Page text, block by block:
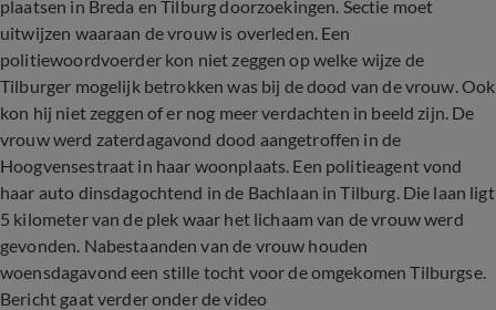
plaatsen in Breda en Tilburg doorzoekingen. Sectie moet
uitwijzen waaraan de vrouw is overleden. Een
politiewoordvoerder kon niet zeggen op welke wijze de
Tilburger mogelijk betrokken was bij de dood van de vrouw. Ook
kon hij niet zeggen of er nog meer verdachten in beeld zijn. De
vrouw werd zaterdagavond dood aangetroffen in de
Hoogvensestraat in haar woonplaats. Een politieagent vond
haar auto dinsdagochtend in de Bachlaan in Tilburg. Die laan ligt
5 kilometer van de plek waar het lichaam van de vrouw werd
gevonden. Nabestaanden van de vrouw houden
woensdagavond een stille tocht voor de omgekomen Tilburgse.
Bericht gaat verder onder de video